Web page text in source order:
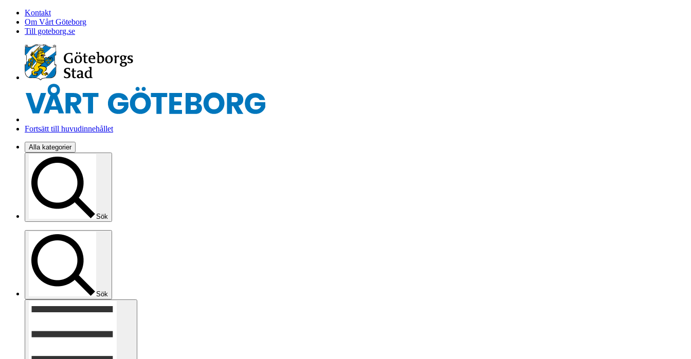
Kontakt
Om Vårt Göteborg
Till goteborg.se
Fortsätt till huvudinnehållet
Alla kategorier
Sök
Sök